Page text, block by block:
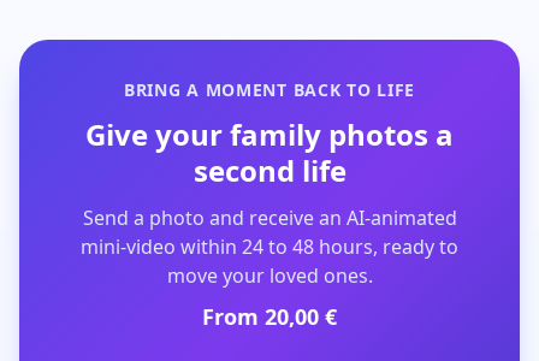
BRING A MOMENT BACK TO LIFE
Give your family photos a
second life
Send a photo and receive an AI-animated
mini-video within 24 to 48 hours, ready to
move your loved ones.
From 20,00 €